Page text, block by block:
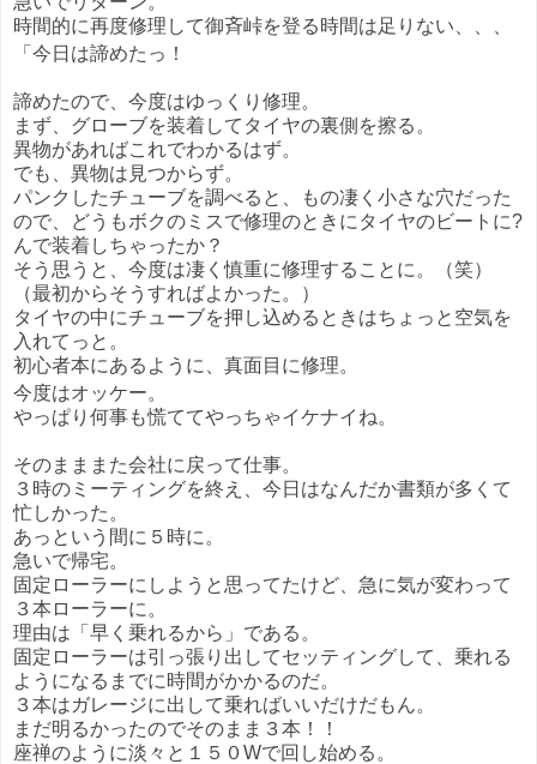
時間的に再度修理して御斉峠を登る時間は足りない、、、
「今日は諦めたっ！
諦めたので、今度はゆっくり修理。
まず、グローブを装着してタイヤの裏側を擦る。
異物があればこれでわかるはず。
でも、異物は見つからず。
パンクしたチューブを調べると、もの凄く小さな穴だった
ので、どうもボクのミスで修理のときにタイヤのビートに?
んで装着しちゃったか？
そう思うと、今度は凄く慎重に修理することに。（笑）
（最初からそうすればよかった。）
タイヤの中にチューブを押し込めるときはちょっと空気を
入れてっと。
初心者本にあるように、真面目に修理。
今度はオッケー。
やっぱり何事も慌ててやっちゃイケナイね。
そのまままた会社に戻って仕事。
３時のミーティングを終え、今日はなんだか書類が多くて
忙しかった。
あっという間に５時に。
急いで帰宅。
固定ローラーにしようと思ってたけど、急に気が変わって
３本ローラーに。
理由は「早く乗れるから」である。
固定ローラーは引っ張り出してセッティングして、乗れる
ようになるまでに時間がかかるのだ。
３本はガレージに出して乗ればいいだけだもん。
まだ明るかったのでそのまま３本！！
座禅のように淡々と１５０Wで回し始める。